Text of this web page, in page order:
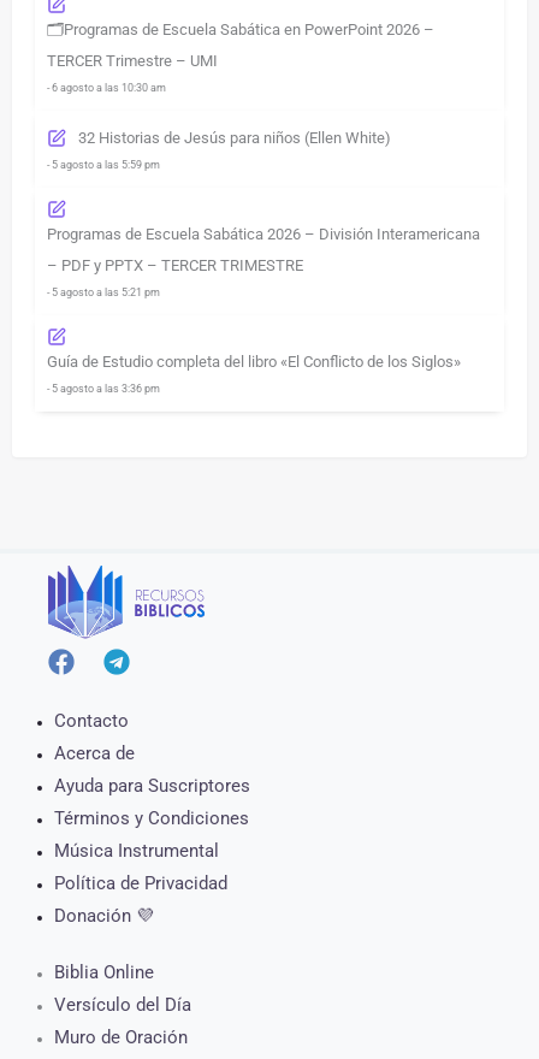
🗂️Programas de Escuela Sabática en PowerPoint 2026 –
TERCER Trimestre – UMI
- 6 agosto a las 10:30 am
32 Historias de Jesús para niños (Ellen White)
- 5 agosto a las 5:59 pm
Programas de Escuela Sabática 2026 – División Interamericana
– PDF y PPTX – TERCER TRIMESTRE
- 5 agosto a las 5:21 pm
Guía de Estudio completa del libro «El Conflicto de los Siglos»
- 5 agosto a las 3:36 pm
Contacto
Acerca de
Ayuda para Suscriptores
Términos y Condiciones
Música Instrumental
Política de Privacidad
Donación 💜
Biblia Online
Versículo del Día
Muro de Oración